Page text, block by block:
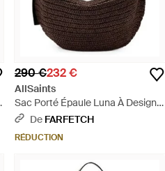
290 €232 €
AllSaints
Sac Porté Épaule Luna À Design
Tressé Et Bride En Cuir - Marron
De FARFETCH
RÉDUCTION